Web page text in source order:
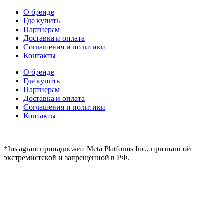
О бренде
Где купить
Партнерам
Доставка и оплата
Соглашения и политики
Контакты
О бренде
Где купить
Партнерам
Доставка и оплата
Соглашения и политики
Контакты
*Instagram принадлежит Meta Platforms Inc., признанной
экстремистской и запрещённой в РФ.